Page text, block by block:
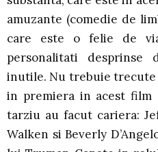
amuzante (comedie de
care este o felie de
personalitati desprinse
inutile. Nu trebuie
in premiera in acest film
tarziu au facut cariera:
Walken si Beverly